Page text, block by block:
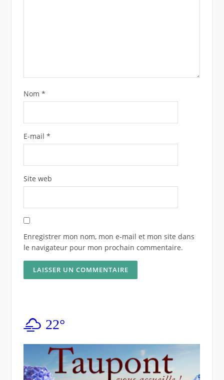
Nom *
E-mail *
Site web
Enregistrer mon nom, mon e-mail et mon site dans
le navigateur pour mon prochain commentaire.
22°